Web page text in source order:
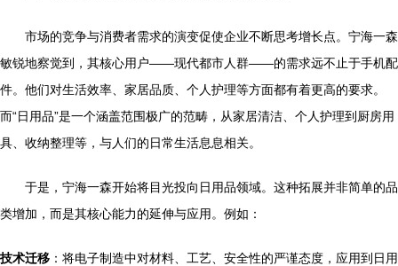
市场的竞争与消费者需求的演变促使企业不断思考增长点。宁海一森
敏锐地察觉到，其核心用户——现代都市人群——的需求远不止于手机配
件。他们对生活效率、家居品质、个人护理等方面都有着更高的要求。
而“日用品”是一个涵盖范围极广的范畴，从家居清洁、个人护理到厨房用
具、收纳整理等，与人们的日常生活息息相关。
于是，宁海一森开始将目光投向日用品领域。这种拓展并非简单的品
类增加，而是其核心能力的延伸与应用。例如：
技术迁移 ：将电子制造中对材料、工艺、安全性的严谨态度，应用到日用